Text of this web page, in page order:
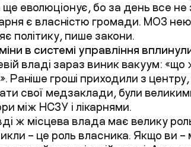
еволюціонує, бо за день все не
є власністю громади. МОЗ нею
політику, пише закони.
в системі управління
владі зараз виник вакуум:
Раніше гроші приходили з центру,
свої медзаклади, були
між НСЗУ і лікарнями.
ж місцева влада має велику
– це роль власника. Якщо ви –